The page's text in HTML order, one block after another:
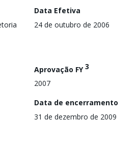
Data Efetiva
24 de outubro de 2006
Aprovação FY3
2007
Data de encerramento
31 de dezembro de 2009